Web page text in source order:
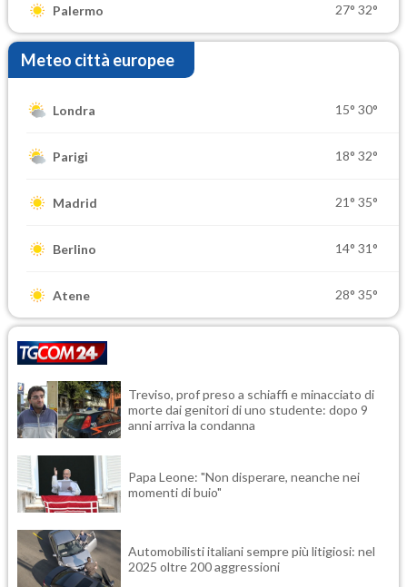
Palermo 27° 32°
Meteo città europee
Londra 15° 30°
Parigi 18° 32°
Madrid 21° 35°
Berlino 14° 31°
Atene 28° 35°
Treviso, prof preso a schiaffi e minacciato di
morte dai genitori di uno studente: dopo 9
anni arriva la condanna
Papa Leone: "Non disperare, neanche nei
momenti di buio"
Automobilisti italiani sempre più litigiosi: nel
2025 oltre 200 aggressioni